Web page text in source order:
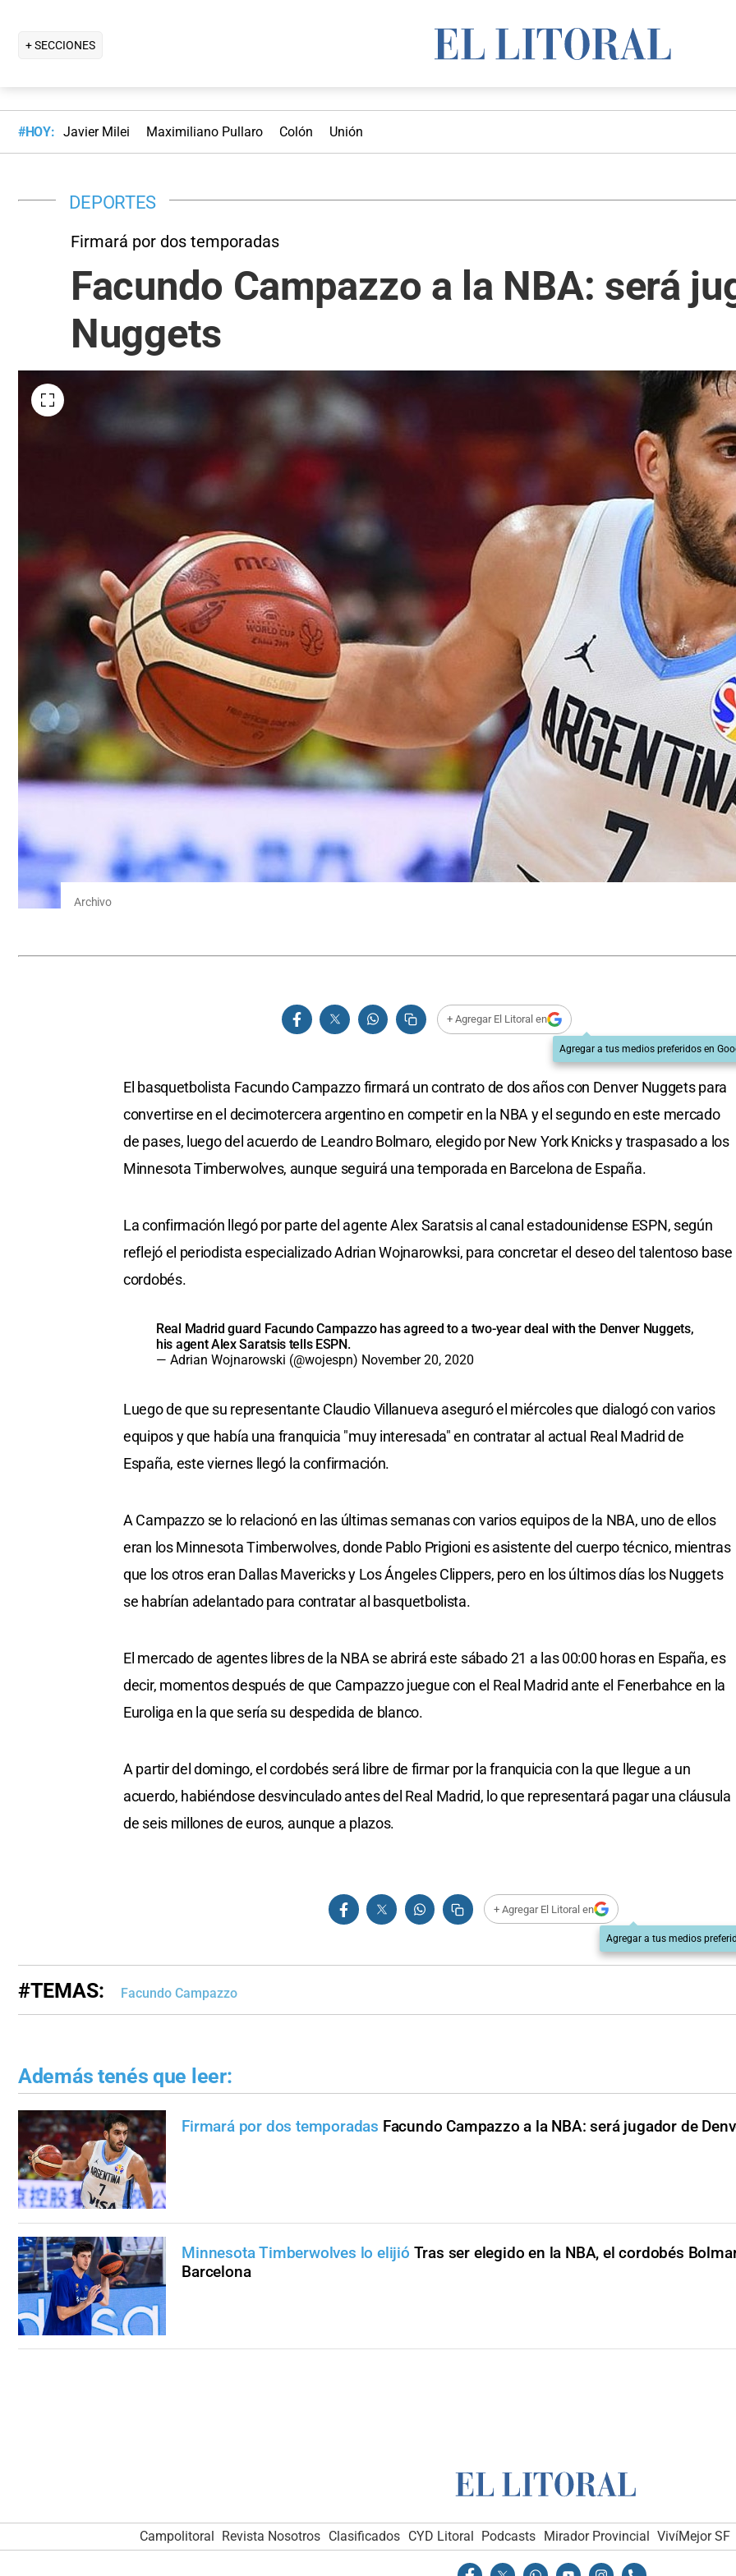
+ SECCIONES
#HOY: Javier Milei Maximiliano Pullaro Colón Unión
DEPORTES
Firmará por dos temporadas
Facundo Campazzo a la NBA: será
Nuggets
Archivo
+ Agregar El Litoral en
Agregar a tus medios preferidos en
El basquetbolista Facundo Campazzo firmará un contrato de dos años con Denver Nuggets para
convertirse en el decimotercera argentino en competir en la NBA y el segundo en este mercado
de pases, luego del acuerdo de Leandro Bolmaro, elegido por New York Knicks y traspasado a los
Minnesota Timberwolves, aunque seguirá una temporada en Barcelona de España.
La confirmación llegó por parte del agente Alex Saratsis al canal estadounidense ESPN, según
reflejó el periodista especializado Adrian Wojnarowksi, para concretar el deseo del talentoso base
cordobés.
Real Madrid guard Facundo Campazzo has agreed to a two-year deal with the Denver Nuggets,
his agent Alex Saratsis tells ESPN.
— Adrian Wojnarowski (@wojespn) November 20, 2020
Luego de que su representante Claudio Villanueva aseguró el miércoles que dialogó con varios
equipos y que había una franquicia "muy interesada" en contratar al actual Real Madrid de
España, este viernes llegó la confirmación.
A Campazzo se lo relacionó en las últimas semanas con varios equipos de la NBA, uno de ellos
eran los Minnesota Timberwolves, donde Pablo Prigioni es asistente del cuerpo técnico, mientras
que los otros eran Dallas Mavericks y Los Ángeles Clippers, pero en los últimos días los Nuggets
se habrían adelantado para contratar al basquetbolista.
El mercado de agentes libres de la NBA se abrirá este sábado 21 a las 00:00 horas en España, es
decir, momentos después de que Campazzo juegue con el Real Madrid ante el Fenerbahce en la
Euroliga en la que sería su despedida de blanco.
A partir del domingo, el cordobés será libre de firmar por la franquicia con la que llegue a un
acuerdo, habiéndose desvinculado antes del Real Madrid, lo que representará pagar una cláusula
de seis millones de euros, aunque a plazos.
+ Agregar El Litoral en
Agregar a tus medios
#TEMAS: Facundo Campazzo
Además tenés que leer:
Firmará por dos temporadas Facundo Campazzo a la NBA: será jugador de
Minnesota Timberwolves lo elijió Tras ser elegido en la NBA, el cordobés
Barcelona
Campolitoral Revista Nosotros Clasificados CYD Litoral Podcasts Mirador Provincial VivíMejor SF